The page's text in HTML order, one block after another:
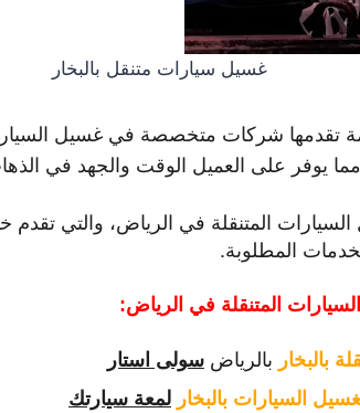
غسيل سيارات متنقل بالبخار
تقدمها شركات متخصصة في غسيل
مما يوفر على العميل الوقت والجهد في
المتنقلة في الرياض، والتي تقدم
المطلوبة.
المتنقلة في الرياض:
بالبخار بالرياضسولى استار
السيارات بالبخار لمعة سيارتك